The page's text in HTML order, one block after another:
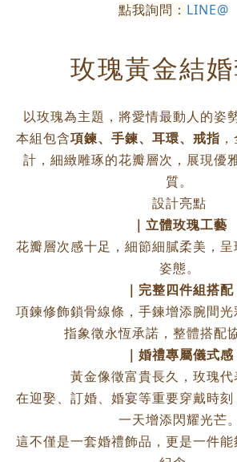
點我詢問： LINE@
玫瑰黃金結
以玫瑰為主題，將愛情最動人的姿
本組包含項鍊、手鍊、耳環、戒指
計，細緻雕琢的花瓣層次，展現優
質。
設計亮點
｜立體玫瑰工藝
花瓣層次感十足，細節細膩柔美，
姿態。
｜完整四件組搭配
項鍊修飾鎖骨線條，手鍊增添腕間
指象徵永恆承諾，整體搭配
｜婚禮專屬儀式感
黃金像徵富貴長久，玫瑰代
在迎娶、訂婚、婚宴等重要穿戴時
一天增添閃耀光芒。
這不僅是一套婚禮飾品，更是一件